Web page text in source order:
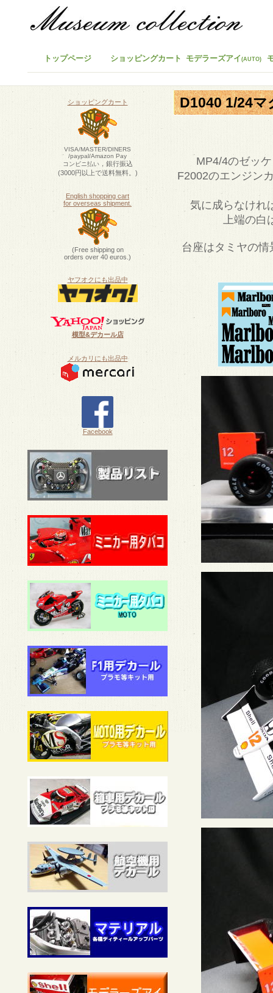
D1040 1/24マ
MP4/4のゼッ
F2002のエンジン
気に成らなけれ
上端の白
台座はタミヤの
トップページ ショッピングカート モデラーズアイ(AUTO)
ショッピングカート
VISA/MASTER/DINERS
/paypal/Amazon Pay
コンビニ払い，銀行振込
(3000円以上で送料無料。)
English shopping cart
for overseas shipment.
(Free shipping on
orders over 40 euros.)
ヤフオクにも出品中
模型&デカール店
メルカリにも出品中
Facebook